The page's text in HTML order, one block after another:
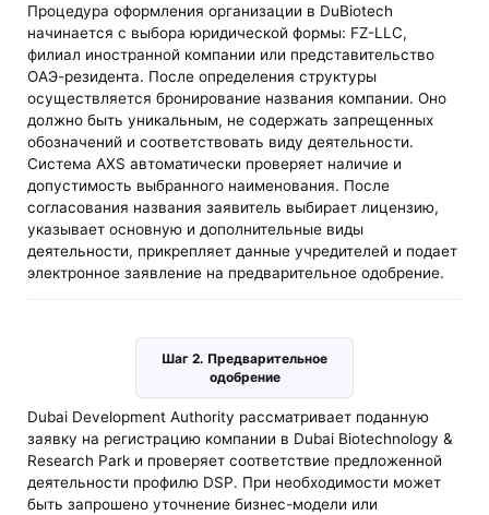
Процедура оформления организации в DuBiotech
начинается с выбора юридической формы: FZ-LLC,
филиал иностранной компании или представительство
ОАЭ-резидента. После определения структуры
осуществляется бронирование названия компании. Оно
должно быть уникальным, не содержать запрещенных
обозначений и соответствовать виду деятельности.
Система AXS автоматически проверяет наличие и
допустимость выбранного наименования. После
согласования названия заявитель выбирает лицензию,
указывает основную и дополнительные виды
деятельности, прикрепляет данные учредителей и подает
электронное заявление на предварительное одобрение.
Шаг 2. Предварительное
одобрение
Dubai Development Authority рассматривает поданную
заявку на регистрацию компании в Dubai Biotechnology &
Research Park и проверяет соответствие предложенной
деятельности профилю DSP. При необходимости может
быть запрошено уточнение бизнес-модели или